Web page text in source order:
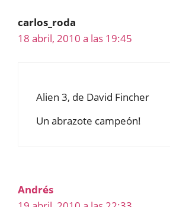
carlos_roda
18 abril, 2010 a las 19:45
Alien 3, de David Fincher
Un abrazote campeón!
Andrés